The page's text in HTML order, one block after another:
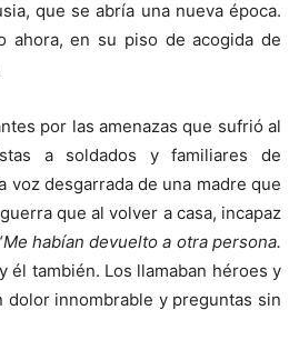
que se abría una nueva época.
ahora, en su piso de acogida de
por las amenazas que sufrió al
a soldados y familiares de
desgarrada de una madre que
que al volver a casa, incapaz
Me habían devuelto a otra persona.
él también. Los llamaban héroes y
dolor innombrable y preguntas sin